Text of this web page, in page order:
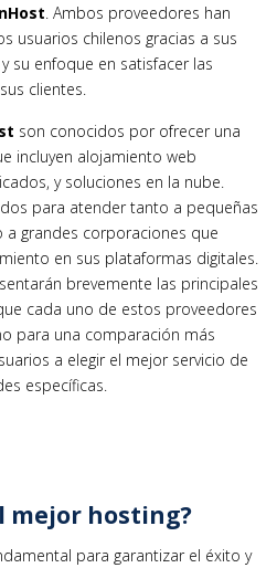
. Ambos proveedores han
usuarios chilenos gracias a sus
su enfoque en satisfacer las
clientes.
son conocidos por ofrecer una
incluyen alojamiento web
y soluciones en la nube.
para atender tanto a pequeñas
grandes corporaciones que
en sus plataformas digitales.
brevemente las principales
cada uno de estos proveedores
para una comparación más
a elegir el mejor servicio de
específicas.
mejor hosting?
para garantizar el éxito y